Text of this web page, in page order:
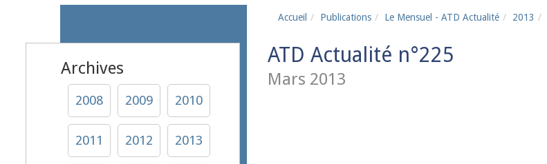
Archives
2008 2009 2010
2011 2012 2013
Accueil Publications Le Mensuel - ATD Actualité 2013
ATD Actualité n°225
Mars 2013